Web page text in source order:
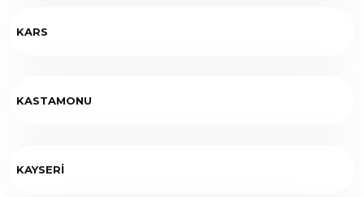
KARS
KASTAMONU
KAYSERİ